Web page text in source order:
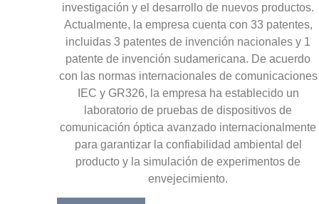
investigación y el desarrollo de nuevos productos.
Actualmente, la empresa cuenta con 33 patentes,
incluidas 3 patentes de invención nacionales y 1
patente de invención sudamericana. De acuerdo
con las normas internacionales de comunicaciones
IEC y GR326, la empresa ha establecido un
laboratorio de pruebas de dispositivos de
comunicación óptica avanzado internacionalmente
para garantizar la confiabilidad ambiental del
producto y la simulación de experimentos de
envejecimiento.